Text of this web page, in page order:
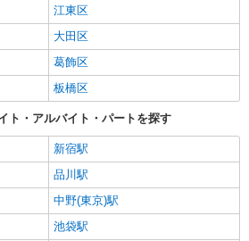
江東区
大田区
葛飾区
板橋区
ト・アルバイト・パートを探す
新宿駅
品川駅
中野(東京)駅
池袋駅